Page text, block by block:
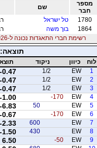
מספר
חבר
שם
1780
טל ישראל
1864
בוך משה
רשימת חברי התאגדות נכונה ל-06/08/2026
תוצאה:
לוח כיוון ניקוד
1
EW
1/2
-0.47
2
EW
1/2
-0.47
3
EW
1/2
-0.47
4
EW
-170
-1.00
5
EW
50
-6.83
6
EW
-170
-0.67
7
EW
600
-2.33
8
EW
430
-1.50
9
EW
-50
6.50